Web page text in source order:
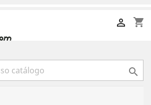
shopping_cart

